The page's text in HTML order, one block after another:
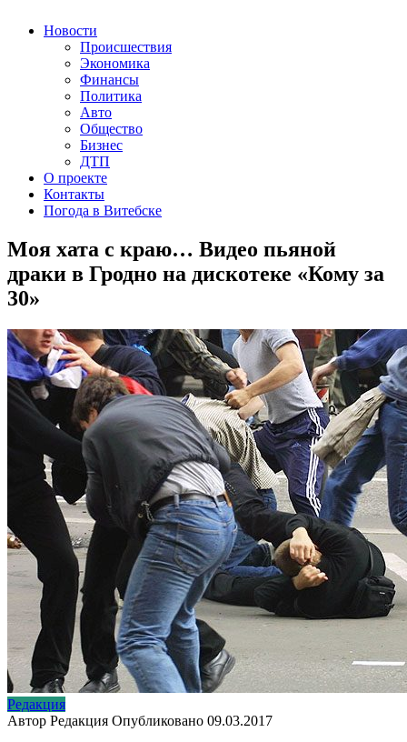
Новости
Происшествия
Экономика
Финансы
Политика
Авто
Общество
Бизнес
ДТП
О проекте
Контакты
Погода в Витебске
Моя хата с краю… Видео пьяной
драки в Гродно на дискотеке «Кому за
30»
Редакция
Автор Редакция Опубликовано 09.03.2017